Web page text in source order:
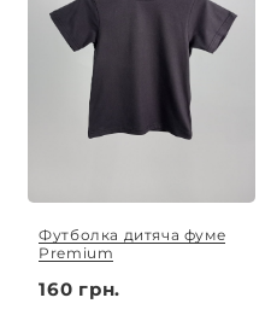
Футболка дитяча фуме
Premium
160 грн.